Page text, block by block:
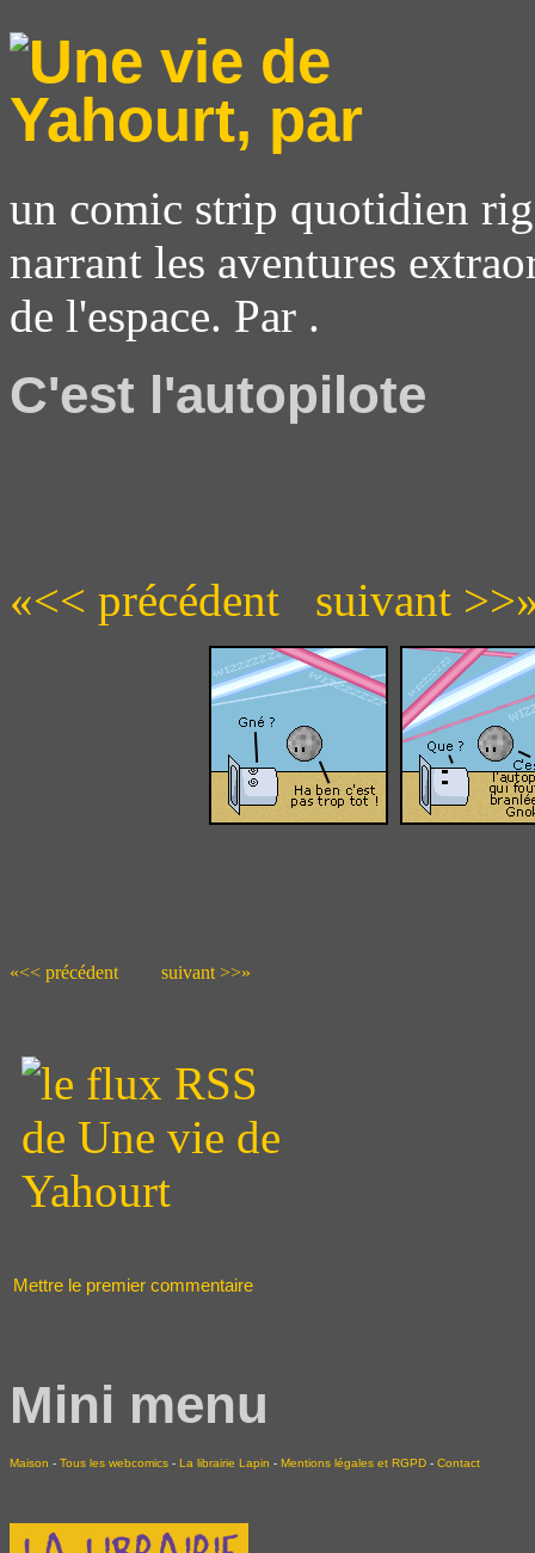
un comic strip quotidien
narrant les aventures
de l'espace. Par .
C'est l'autopilote
«<< précédent suivant
«<< précédent suivant >>»
Mettre le premier commentaire
Mini menu
Maison - Tous les webcomics - La librairie Lapin - Mentions légales et RGPD - Contact